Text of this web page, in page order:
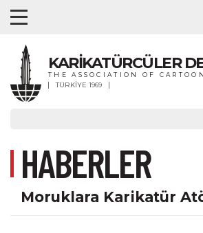
KARİKATÜRCÜLER
THE ASSOCIATION OF
TÜRKİYE 1969
HABERLER
Moruklara Karikatür